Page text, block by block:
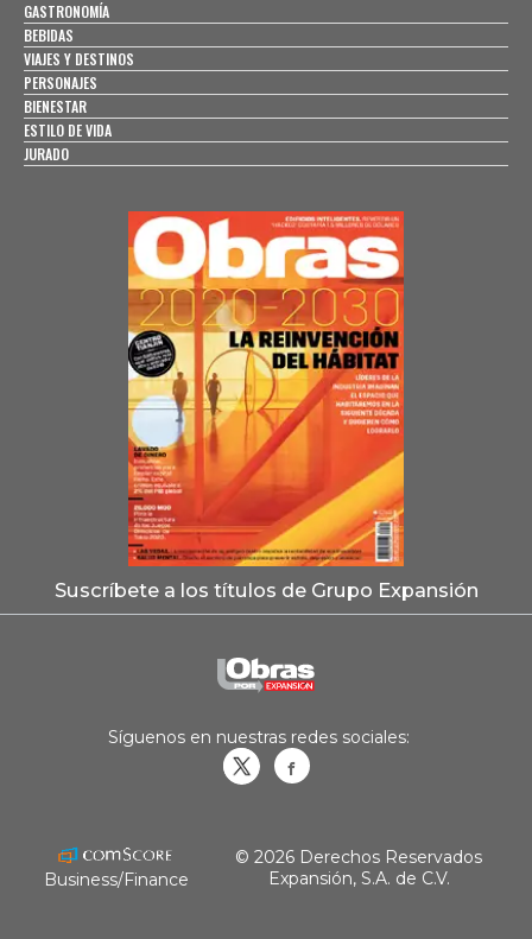
GASTRONOMÍA
BEBIDAS
VIAJES Y DESTINOS
PERSONAJES
BIENESTAR
ESTILO DE VIDA
JURADO
Suscríbete a los títulos de Grupo Expansión
Síguenos en nuestras redes sociales:
Business/Finance
© 2026 Derechos Reservados
Expansión, S.A. de C.V.